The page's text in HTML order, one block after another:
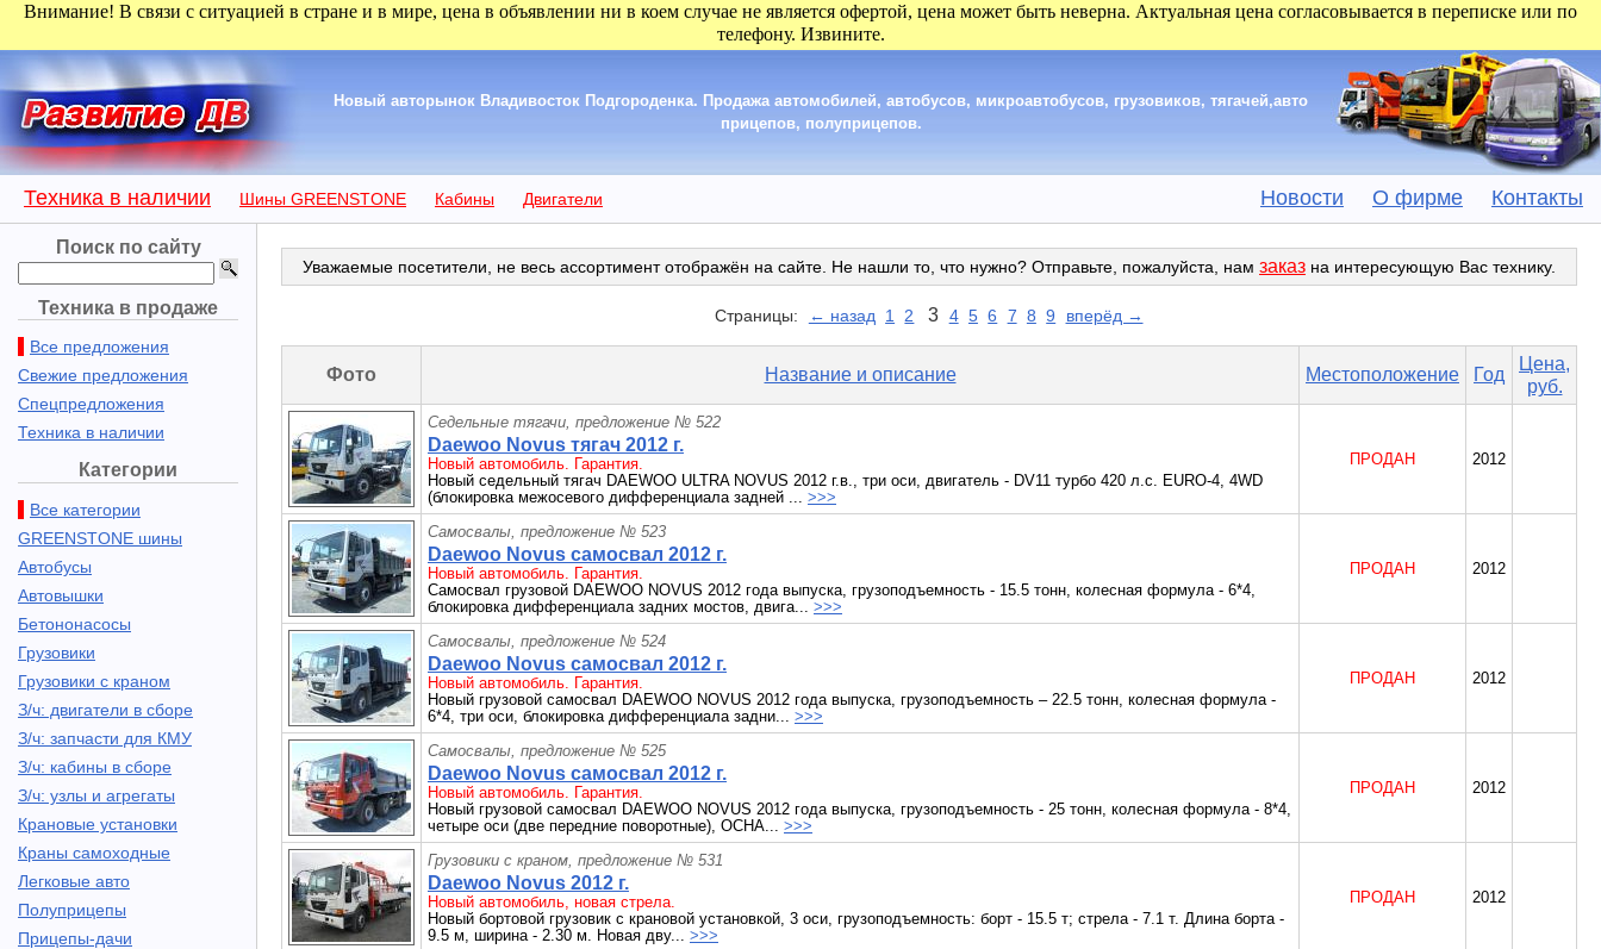
Внимание! В связи с ситуацией в стране и в мире, цена в объявлении ни в коем случае не является офертой, цена может быть неверна. Актуальная цена согласовывается в переписке или по
телефону. Извините.
Новый авторынок Владивосток Подгороденка. Продажа автомобилей, автобусов, микроавтобусов, грузовиков, тягачей,авто
прицепов, полуприцепов.
Техника в наличии Шины GREENSTONE Кабины Двигатели Новости О фирме Контакты
Поиск по сайту
Техника в продаже
Все предложения
Свежие предложения
Спецпредложения
Техника в наличии
Категории
Все категории
GREENSTONE шины
Автобусы
Автовышки
Бетононасосы
Грузовики
Грузовики с краном
З/ч: двигатели в сборе
З/ч: запчасти для КМУ
З/ч: кабины в сборе
З/ч: узлы и агрегаты
Крановые установки
Краны самоходные
Легковые авто
Полуприцепы
Прицепы-дачи
Уважаемые посетители, не весь ассортимент отображён на сайте. Не нашли то, что нужно? Отправьте, пожалуйста, нам заказ на интересующую Вас технику.
Страницы: ← назад 1 2 3 4 5 6 7 8 9 вперёд →
Фото Название и описание Местоположение Год
Цена,
руб.
Седельные тягачи, предложение № 522
Daewoo Novus тягач 2012 г.
Новый автомобиль. Гарантия.
Новый седельный тягач DAEWOO ULTRA NOVUS 2012 г.в., три оси, двигатель - DV11 турбо 420 л.с. EURO-4, 4WD
(блокировка межосевого дифференциала задней ... >>>
ПРОДАН 2012
Самосвалы, предложение № 523
Daewoo Novus самосвал 2012 г.
Новый автомобиль. Гарантия.
Самосвал грузовой DAEWOO NOVUS 2012 года выпуска, грузоподъемность - 15.5 тонн, колесная формула - 6*4,
блокировка дифференциала задних мостов, двига... >>>
ПРОДАН 2012
Самосвалы, предложение № 524
Daewoo Novus самосвал 2012 г.
Новый автомобиль. Гарантия.
Новый грузовой самосвал DAEWOO NOVUS 2012 года выпуска, грузоподъемность – 22.5 тонн, колесная формула -
6*4, три оси, блокировка дифференциала задни... >>>
ПРОДАН 2012
Самосвалы, предложение № 525
Daewoo Novus самосвал 2012 г.
Новый автомобиль. Гарантия.
Новый грузовой самосвал DAEWOO NOVUS 2012 года выпуска, грузоподъемность - 25 тонн, колесная формула - 8*4,
четыре оси (две передние поворотные), ОСНА... >>>
ПРОДАН 2012
Грузовики с краном, предложение № 531
Daewoo Novus 2012 г.
Новый автомобиль, новая стрела.
Новый бортовой грузовик с крановой установкой, 3 оси, грузоподъемность: борт - 15.5 т; стрела - 7.1 т. Длина борта -
9.5 м, ширина - 2.30 м. Новая дву... >>>
ПРОДАН 2012